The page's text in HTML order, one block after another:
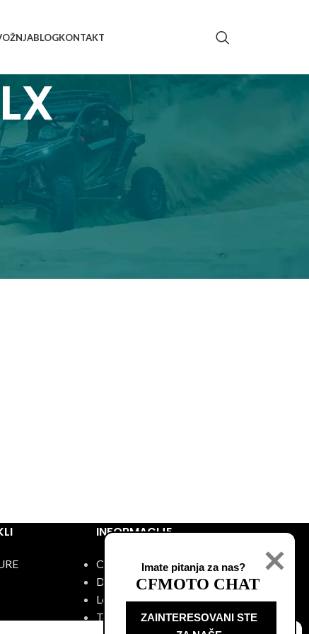
BLOGKONTAKT
INFORMACIJE
O nama
Događaji
Lokacije
Test vožnja
Imate pitanja za nas?
CFMOTO CHAT
ZAINTERESOVANI STE